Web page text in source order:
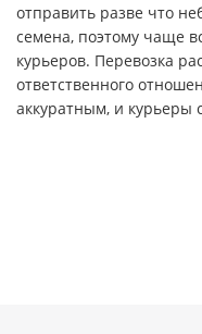
отправить разве что
семена, поэтому чаще
курьеров. Перевозка
ответственного
аккуратным, и курьеры